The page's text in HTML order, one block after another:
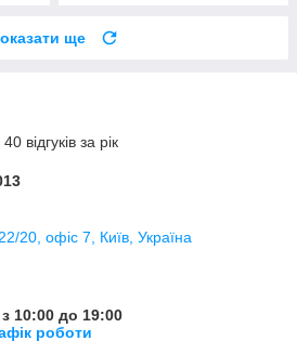
ще
відгуків за рік
20, офіс 7, Київ, Україна
10:00 до 19:00
роботи